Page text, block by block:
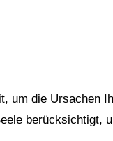
um die Ursachen
berücksichtigt,